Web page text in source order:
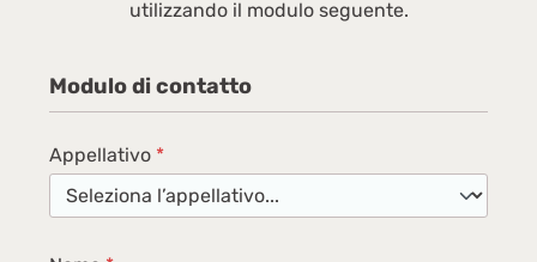
utilizzando il modulo seguente.
Modulo di contatto
Appellativo *